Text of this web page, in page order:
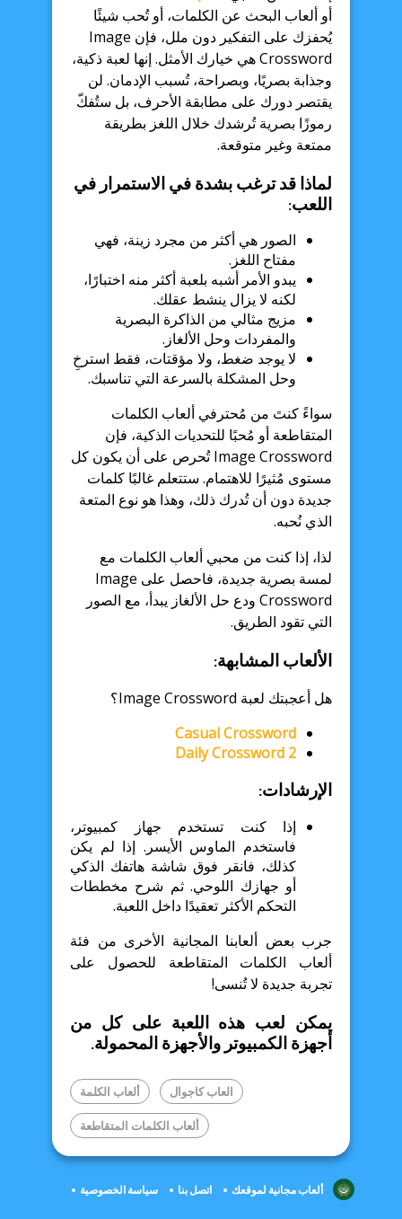
أو ألعاب البحث عن الكلمات، أو تُحب شيئًا
يُحفزك على التفكير دون ملل، فإن Image
Crossword هي خيارك الأمثل. إنها لعبة ذكية،
وجذابة بصريًا، وبصراحة، تُسبب الإدمان. لن
يقتصر دورك على مطابقة الأحرف، بل ستُفكّ
رموزًا بصرية تُرشدك خلال اللغز بطريقة
ممتعة وغير متوقعة.
لماذا قد ترغب بشدة في الاستمرار في
اللعب:
الصور هي أكثر من مجرد زينة، فهي
مفتاح اللغز.
يبدو الأمر أشبه بلعبة أكثر منه اختبارًا،
لكنه لا يزال ينشط عقلك.
مزيج مثالي من الذاكرة البصرية
والمفردات وحل الألغاز.
لا يوجد ضغط، ولا مؤقتات، فقط استرخِ
وحل المشكلة بالسرعة التي تناسبك.
سواءً كنتَ من مُحترفي ألعاب الكلمات
المتقاطعة أو مُحبًا للتحديات الذكية، فإن
Image Crossword تُحرص على أن يكون كل
مستوى مُثيرًا للاهتمام. ستتعلم غالبًا كلمات
جديدة دون أن تُدرك ذلك، وهذا هو نوع المتعة
الذي نُحبه.
لذا، إذا كنت من محبي ألعاب الكلمات مع
لمسة بصرية جديدة، فاحصل على Image
Crossword ودع حل الألغاز يبدأ، مع الصور
التي تقود الطريق.
الألعاب المشابهة:
هل أعجبتك لعبة Image Crossword؟
Casual Crossword
Daily Crossword 2
الإرشادات:
إذا كنت تستخدم جهاز كمبيوتر،
فاستخدم الماوس الأيسر. إذا لم يكن
كذلك، فانقر فوق شاشة هاتفك الذكي
أو جهازك اللوحي. ثم شرح مخططات
التحكم الأكثر تعقيدًا داخل اللعبة.
جرب بعض ألعابنا المجانية الأخرى من فئة
ألعاب الكلمات المتقاطعة للحصول على
تجربة جديدة لا تُنسى!
يمكن لعب هذه اللعبة على كل من
أجهزة الكمبيوتر والأجهزة المحمولة.
العاب كاجوال ألعاب الكلمة
ألعاب الكلمات المتقاطعة
ألعاب مجانية لموقعك اتصل بنا سياسة الخصوصية